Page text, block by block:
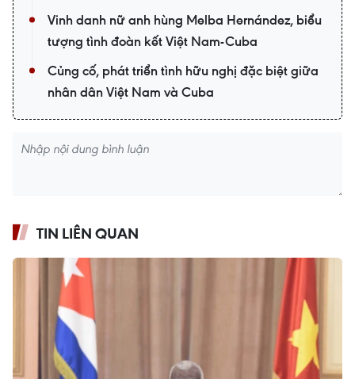
Vinh danh nữ anh hùng Melba Hernández, biểu
tượng tình đoàn kết Việt Nam-Cuba
Củng cố, phát triển tình hữu nghị đặc biệt giữa
nhân dân Việt Nam và Cuba
TIN LIÊN QUAN